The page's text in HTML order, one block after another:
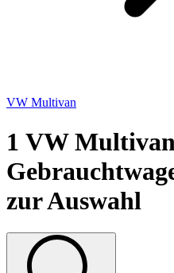
VW Multivan
1 VW Multivan
zur Auswahl